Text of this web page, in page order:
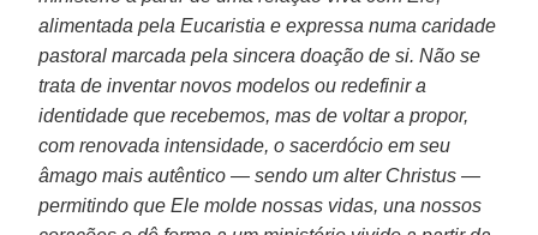
alimentada pela Eucaristia e expressa numa caridade
pastoral marcada pela sincera doação de si. Não se
trata de inventar novos modelos ou redefinir a
identidade que recebemos, mas de voltar a propor,
com renovada intensidade, o sacerdócio em seu
âmago mais autêntico — sendo um alter Christus —
permitindo que Ele molde nossas vidas, una nossos